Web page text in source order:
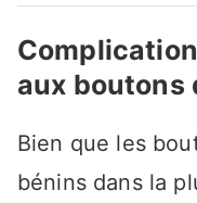
aux boutons
Bien que les
bénins dans la